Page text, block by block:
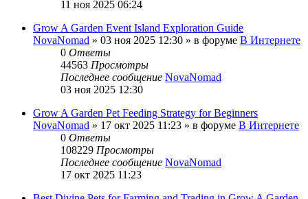
11 ноя 2025 06:24
Grow A Garden Event Island Exploration Guide
NovaNomad » 03 ноя 2025 12:30 » в форуме В Интернете
0 Ответы
44563 Просмотры
Последнее сообщение NovaNomad
03 ноя 2025 12:30
Grow A Garden Pet Feeding Strategy for Beginners
NovaNomad » 17 окт 2025 11:23 » в форуме В Интернете
0 Ответы
108229 Просмотры
Последнее сообщение NovaNomad
17 окт 2025 11:23